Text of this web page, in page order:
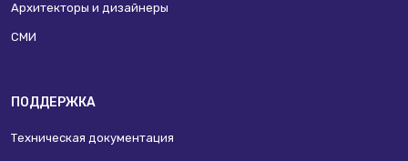
Архитекторы и дизайнеры
СМИ
ПОДДЕРЖКА
Техническая документация